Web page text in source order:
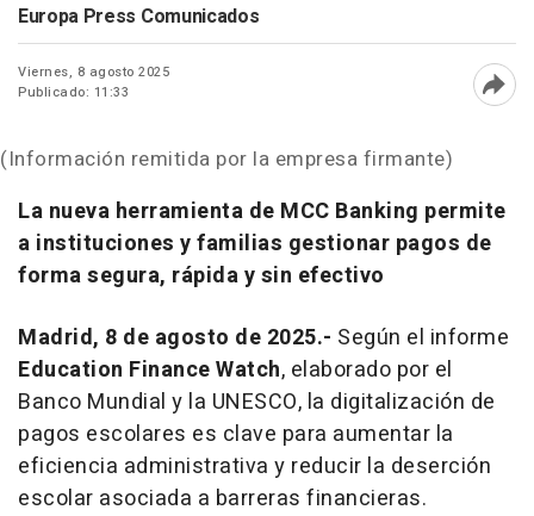
Europa Press Comunicados
Viernes, 8 agosto 2025
Publicado: 11:33
(Información remitida por la empresa firmante)
La nueva herramienta de MCC Banking permite
a instituciones y familias gestionar pagos de
forma segura, rápida y sin efectivo
Madrid, 8 de agosto de 2025.- Según el informe
Education Finance Watch, elaborado por el
Banco Mundial y la UNESCO, la digitalización de
pagos escolares es clave para aumentar la
eficiencia administrativa y reducir la deserción
escolar asociada a barreras financieras.